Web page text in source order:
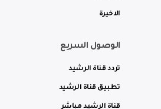
الاخيرة
الوصول السريع
تردد قناة الرشيد
تطبيق قناة الرشيد
قناة الرشيد مباشر